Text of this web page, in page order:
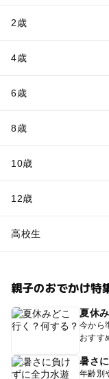
2歳
4歳
6歳
8歳
10歳
12歳
高校生
親子のおでかけ特
夏休
今から
おすす
暑さ
年齢別